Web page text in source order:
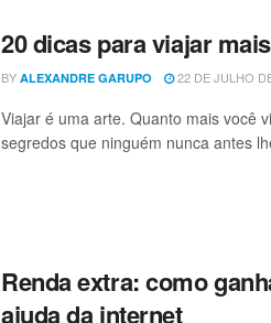
20 dicas para viajar
BY ALEXANDRE GARUPO 22 DE JULHO
Viajar é uma arte. Quanto mais você
segredos que ninguém nunca antes
Renda extra: como
ajuda da internet